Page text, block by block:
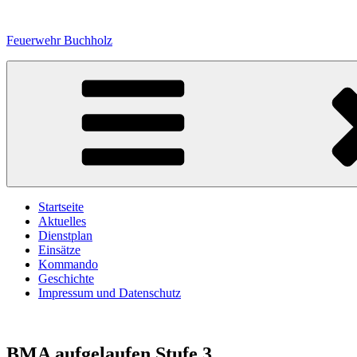
springen
Feuerwehr Buchholz
Startseite
Aktuelles
Dienstplan
Einsätze
Kommando
Geschichte
Impressum und Datenschutz